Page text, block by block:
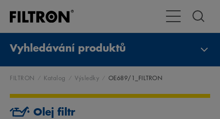
Přepnout
Vyhledávání produktů
FILTRON Katalog Výsledky OE689/1_FILTRON
Olej filtr